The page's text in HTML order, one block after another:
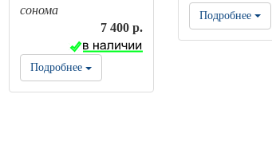
сонома
7 400 р.
Подробнее
Подробнее